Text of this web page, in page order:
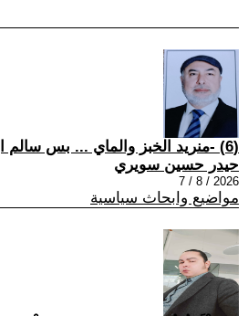
(6) -منريد الخبز والماي ... بس سالم ابو عداي-
حيدر حسين سويري
2026 / 8 / 7
مواضيع وابحاث سياسية